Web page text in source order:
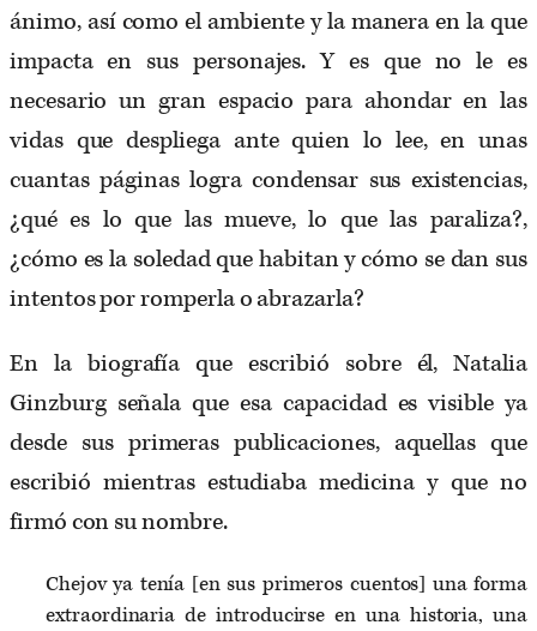
ánimo, así como el ambiente y la manera en la que
impacta en sus personajes. Y es que no le es
necesario un gran espacio para ahondar en las
vidas que despliega ante quien lo lee, en unas
cuantas páginas logra condensar sus existencias,
¿qué es lo que las mueve, lo que las paraliza?,
¿cómo es la soledad que habitan y cómo se dan sus
intentos por romperla o abrazarla?
En la biografía que escribió sobre él, Natalia
Ginzburg señala que esa capacidad es visible ya
desde sus primeras publicaciones, aquellas que
escribió mientras estudiaba medicina y que no
firmó con su nombre.
Chejov ya tenía [en sus primeros cuentos] una forma
extraordinaria de introducirse en una historia, una